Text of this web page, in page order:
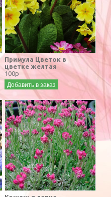
Примула Цветок в
цветке желтая
100р
Добавить в заказ